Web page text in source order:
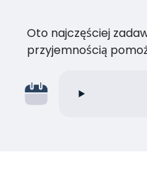
Oto najczęściej
przyjemnością